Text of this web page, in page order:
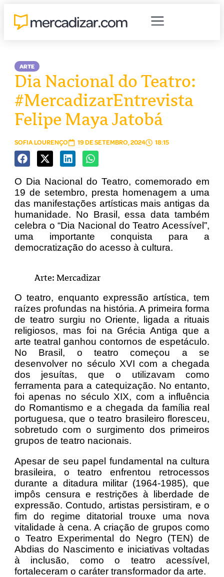
ARTE
Dia Nacional do Teatro:
#MercadizarEntrevista
Felipe Maya Jatobá
SOFIA LOURENÇO 19 DE SETEMBRO, 2024 18:15
O Dia Nacional do Teatro, comemorado em
19 de setembro, presta homenagem a uma
das manifestações artísticas mais antigas da
humanidade. No Brasil, essa data também
celebra o “Dia Nacional do Teatro Acessível”,
uma importante conquista para a
democratização do acesso à cultura.
Arte: Mercadizar
O teatro, enquanto expressão artística, tem
raízes profundas na história. A primeira forma
de teatro surgiu no Oriente, ligada a rituais
religiosos, mas foi na Grécia Antiga que a
arte teatral ganhou contornos de espetáculo.
No Brasil, o teatro começou a se
desenvolver no século XVI com a chegada
dos jesuítas, que o utilizavam como
ferramenta para a catequização. No entanto,
foi apenas no século XIX, com a influência
do Romantismo e a chegada da família real
portuguesa, que o teatro brasileiro floresceu,
sobretudo com o surgimento dos primeiros
grupos de teatro nacionais.
Apesar de seu papel fundamental na cultura
brasileira, o teatro enfrentou retrocessos
durante a ditadura militar (1964-1985), que
impôs censura e restrições à liberdade de
expressão. Contudo, artistas persistiram, e o
fim do regime ditatorial trouxe uma nova
vitalidade à cena. A criação de grupos como
o Teatro Experimental do Negro (TEN) de
Abdias do Nascimento e iniciativas voltadas
à inclusão, como o teatro acessível,
fortaleceram o caráter transformador da arte.